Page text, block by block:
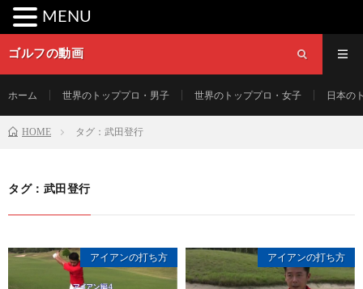
ゴルフの動画
ホーム 世界のトッププロ・男子 世界のトッププロ・女子 日本の
HOME タグ：武田登行
タグ：武田登行
アイアンの打ち方 アイアンの打ち方
MENU